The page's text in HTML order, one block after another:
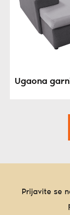
Ugaona
Prijavite se